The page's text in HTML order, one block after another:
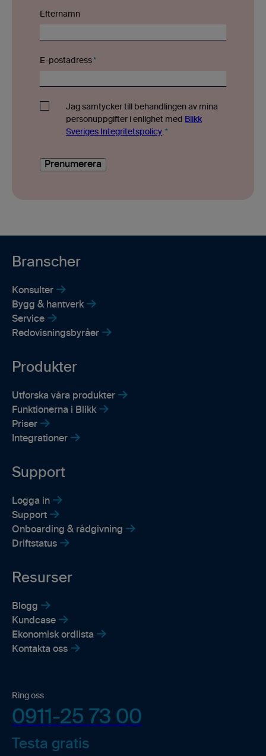
Efternamn
E-postadress*
Jag samtycker till behandlingen av mina
personuppgifter i enlighet med Blikk
Sveriges Integritetspolicy.*
Branscher
Konsulter
Bygg & hantverk
Service
Redovisningsbyråer
Produkter
Utforska våra produkter
Funktionerna i Blikk
Priser
Integrationer
Support
Logga in
Support
Onboarding & rådgivning
Driftstatus
Resurser
Blogg
Kundcase
Ekonomisk ordlista
Kontakta oss
Ring oss
0911-25 73 00
Testa gratis